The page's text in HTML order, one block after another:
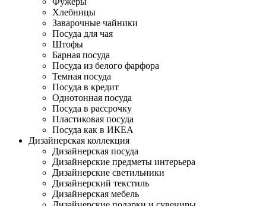
Хлебницы
Заварочные чайники
Посуда для чая
Штофы
Барная посуда
Посуда из белого фарфора
Темная посуда
Посуда в кредит
Однотонная посуда
Посуда в рассрочку
Пластиковая посуда
Посуда как в ИКЕА
Дизайнерская коллекция
Дизайнерская посуда
Дизайнерские предметы интерьера
Дизайнерские светильники
Дизайнерский текстиль
Дизайнерская мебель